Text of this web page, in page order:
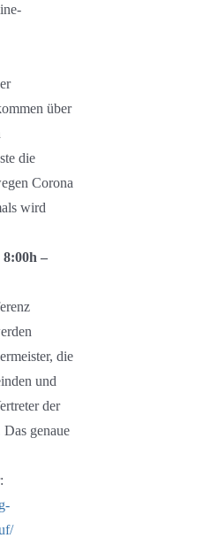
über
die
Corona
wird
8:00h –
die
und
der
genaue